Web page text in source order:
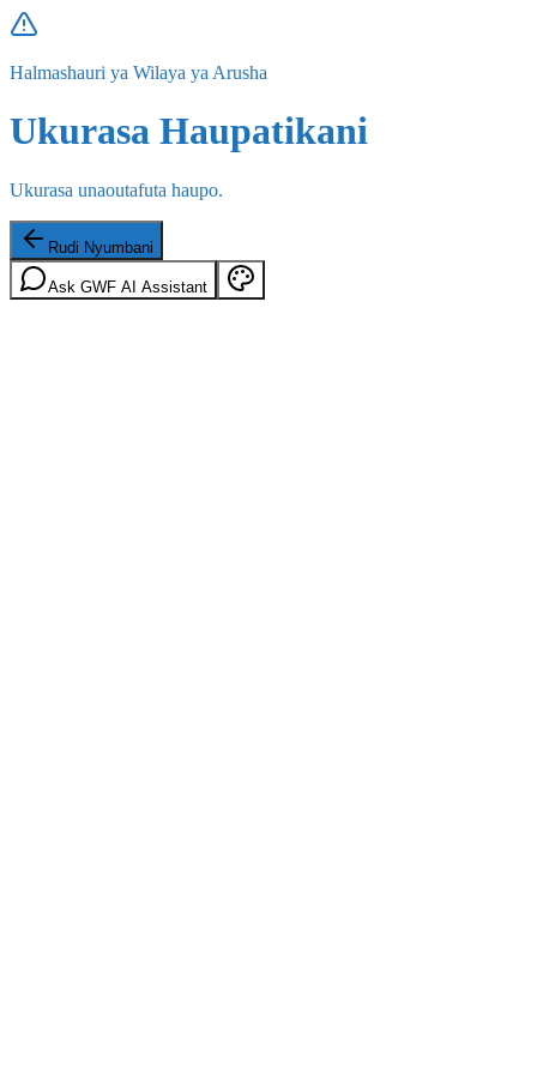
Halmashauri ya Wilaya ya Arusha
Ukurasa Haupatikani
Ukurasa unaoutafuta haupo.
Rudi Nyumbani
Ask GWF AI Assistant